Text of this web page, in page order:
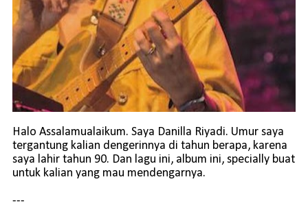
Halo Assalamualaikum. Saya Danilla Riyadi. Umur saya
tergantung kalian dengerinnya di tahun berapa, karena
saya lahir tahun 90. Dan lagu ini, album ini, specially buat
untuk kalian yang mau mendengarnya.
---